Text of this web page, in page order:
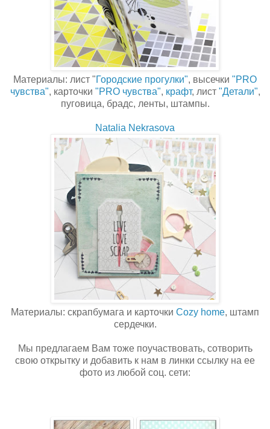
Материалы: лист "Городские прогулки", высечки "PRO
чувства", карточки "PRO чувства", крафт, лист "Детали",
пуговица, брадс, ленты, штампы.
Natalia Nekrasova
Материалы: скрапбумага и карточки Сozy home, штамп
сердечки.
Мы предлагаем Вам тоже поучаствовать, сотворить
свою открытку и добавить к нам в линки ссылку на ее
фото из любой соц. сети: